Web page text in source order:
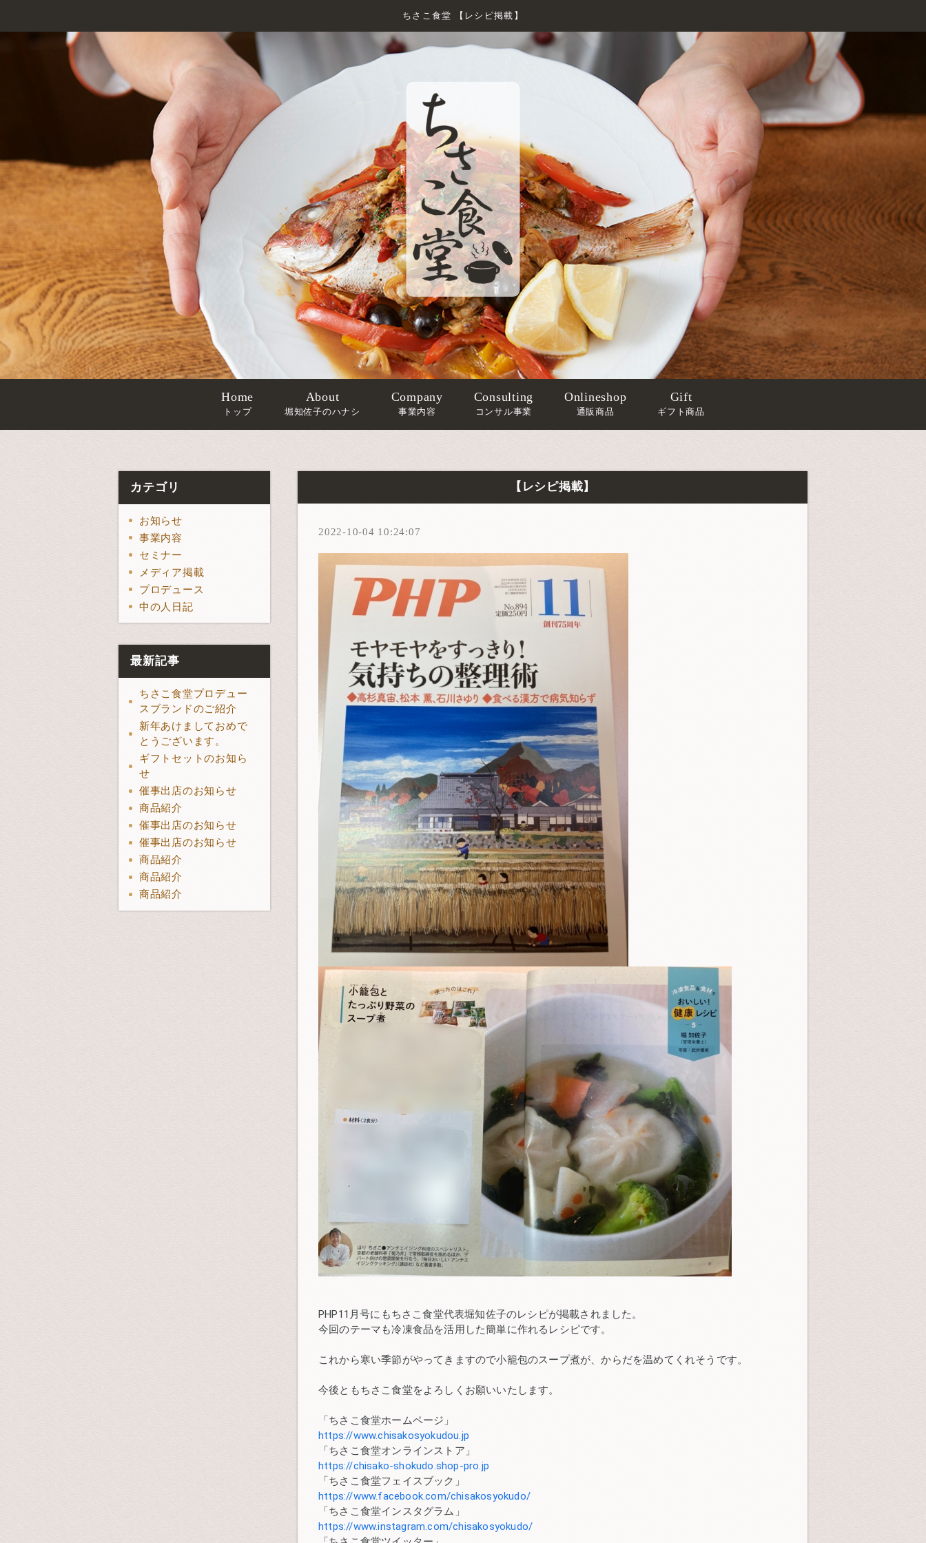
ちさこ食堂 【レシピ掲載】
Home
トップ
About
堀知佐子のハナシ
Company
事業内容
Consulting
コンサル事業
Onlineshop
通販商品
Gift
ギフト商品
カテゴリ
お知らせ
事業内容
セミナー
メディア掲載
プロデュース
中の人日記
最新記事
ちさこ食堂プロデュー
スブランドのご紹介
新年あけましておめで
とうございます。
ギフトセットのお知ら
せ
催事出店のお知らせ
商品紹介
催事出店のお知らせ
催事出店のお知らせ
商品紹介
商品紹介
商品紹介
【レシピ掲載】
2022-10-04 10:24:07
PHP11月号にもちさこ食堂代表堀知佐子のレシピが掲載されました。
今回のテーマも冷凍食品を活用した簡単に作れるレシピです。
これから寒い季節がやってきますので小籠包のスープ煮が、からだを温めてくれそうです。
今後ともちさこ食堂をよろしくお願いいたします。
「ちさこ食堂ホームページ」
https://www.chisakosyokudou.jp
「ちさこ食堂オンラインストア」
https://chisako-shokudo.shop-pro.jp
「ちさこ食堂フェイスブック」
https://www.facebook.com/chisakosyokudo/
「ちさこ食堂インスタグラム」
https://www.instagram.com/chisakosyokudo/